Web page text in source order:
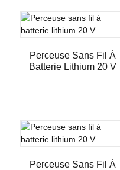
Perceuse Sans Fil À
Batterie Lithium 20 V
Perceuse Sans Fil À